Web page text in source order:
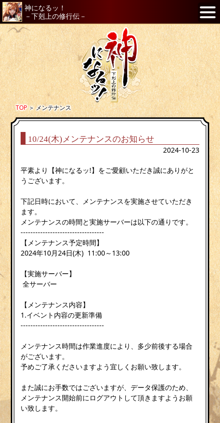
神になるッ！
－下剋上の修行伝－
TOP＞メンテナンス
10/24(木)メンテナンスのお知らせ
2024-10-23
平素より【神になるッ!】をご愛顧いただき誠にありがと
うございます。
下記日時において、メンテナンスを実施させていただき
ます。
メンテナンスの時間と実施サーバーは以下の通りです。
----------------------------------
【メンテナンス予定時間】
2024年10月24日(木) 11:00～13:00
【実施サーバー】
全サーバー
【メンテナンス内容】
1.イベント内容の更新準備
----------------------------------
メンテナンス時間は作業進度により、多少前後する場合
がございます。
予めご了承くださいますよう宜しくお願い致します。
また誠にお手数ではございますが、データ保護のため、
メンテナンス開始前にログアウトして頂きますようお願
い致します。